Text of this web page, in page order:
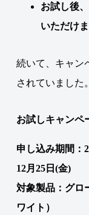
お試し後
いただけ
続いて、キャン
されていました。
お試しキャンペ
申し込み期間：
12月25日(金)
対象製品： グロ
ワイト）